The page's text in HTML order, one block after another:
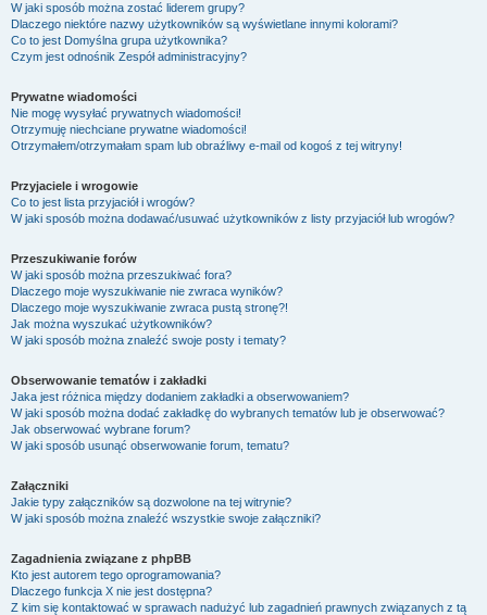
W jaki sposób można zostać liderem grupy?
Dlaczego niektóre nazwy użytkowników są wyświetlane innymi kolorami?
Co to jest Domyślna grupa użytkownika?
Czym jest odnośnik Zespół administracyjny?
Prywatne wiadomości
Nie mogę wysyłać prywatnych wiadomości!
Otrzymuję niechciane prywatne wiadomości!
Otrzymałem/otrzymałam spam lub obraźliwy e-mail od kogoś z tej witryny!
Przyjaciele i wrogowie
Co to jest lista przyjaciół i wrogów?
W jaki sposób można dodawać/usuwać użytkowników z listy przyjaciół lub wrogów?
Przeszukiwanie forów
W jaki sposób można przeszukiwać fora?
Dlaczego moje wyszukiwanie nie zwraca wyników?
Dlaczego moje wyszukiwanie zwraca pustą stronę?!
Jak można wyszukać użytkowników?
W jaki sposób można znaleźć swoje posty i tematy?
Obserwowanie tematów i zakładki
Jaka jest różnica między dodaniem zakładki a obserwowaniem?
W jaki sposób można dodać zakładkę do wybranych tematów lub je obserwować?
Jak obserwować wybrane forum?
W jaki sposób usunąć obserwowanie forum, tematu?
Załączniki
Jakie typy załączników są dozwolone na tej witrynie?
W jaki sposób można znaleźć wszystkie swoje załączniki?
Zagadnienia związane z phpBB
Kto jest autorem tego oprogramowania?
Dlaczego funkcja X nie jest dostępna?
Z kim się kontaktować w sprawach nadużyć lub zagadnień prawnych związanych z tą